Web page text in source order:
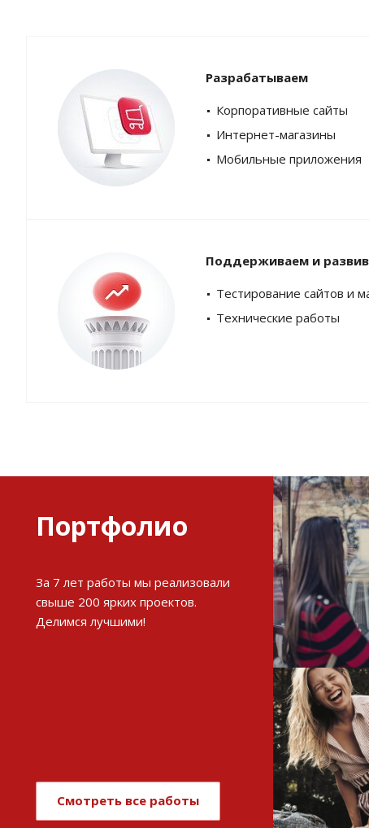
Разрабатываем
Корпоративные сайты
Интернет-магазины
Мобильные приложения
Поддерживаем и
Тестирование сайтов и
Технические работы
Портфолио
За 7 лет работы мы реализовали
свыше 200 ярких проектов.
Делимся лучшими!
Смотреть все работы